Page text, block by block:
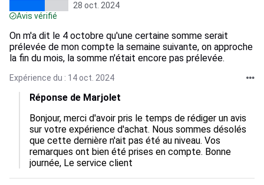
28 oct. 2024
Avis vérifié
On m'a dit le 4 octobre qu'une certaine somme serait
prélevée de mon compte la semaine suivante, on approche
la fin du mois, la somme n'était encore pas prélevée.
Expérience du : 14 oct. 2024
Réponse de Marjolet
Bonjour, merci d'avoir pris le temps de rédiger un avis
sur votre expérience d'achat. Nous sommes désolés
que cette dernière n'ait pas été au niveau. Vos
remarques ont bien été prises en compte. Bonne
journée, Le service client